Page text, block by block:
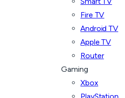
Fire TV
Android TV
Apple TV
Router
Gaming
Xbox